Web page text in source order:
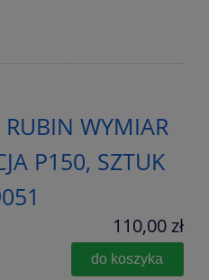
RUBIN WYMIAR
P150, SZTUK
110,00 zł
do koszyka